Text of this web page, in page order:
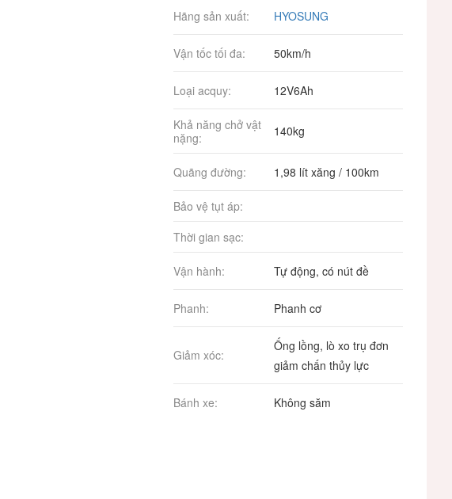
Hãng sản xuất: HYOSUNG
Vận tốc tối đa: 50km/h
Loại acquy: 12V6Ah
Khả năng chở vật
nặng:
140kg
Quãng đường: 1,98 lít xăng / 100km
Bảo vệ tụt áp:
Thời gian sạc:
Vận hành: Tự động, có nút đề
Phanh: Phanh cơ
Giảm xóc:
Ống lồng, lò xo trụ đơn
giảm chấn thủy lực
Bánh xe: Không săm